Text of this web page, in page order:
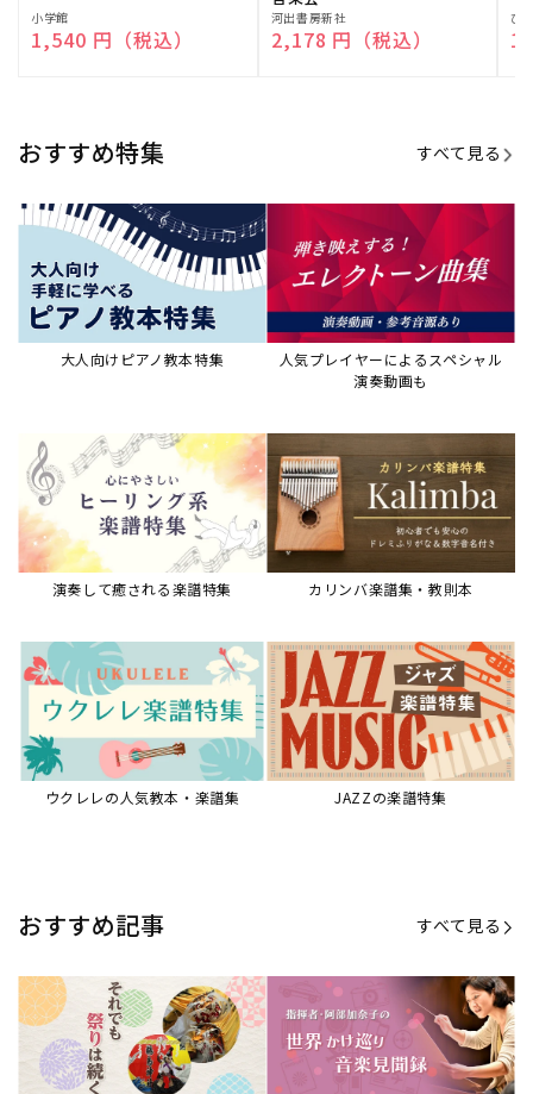
販
売
小学館
通常価格
1,540 円（税込）
販
売
河出書房新社
通常価格
2,178 円（税込）
販
売
ひ
おすすめ特集 すべて見る
大人向けピアノ教本特集
人気プレイヤーによるスペシャル
演奏動画も
演奏して癒される楽譜特集 カリンバ楽譜集・教則本
ウクレレの人気教本・楽譜集 JAZZの楽譜特集
おすすめ記事 すべて見る